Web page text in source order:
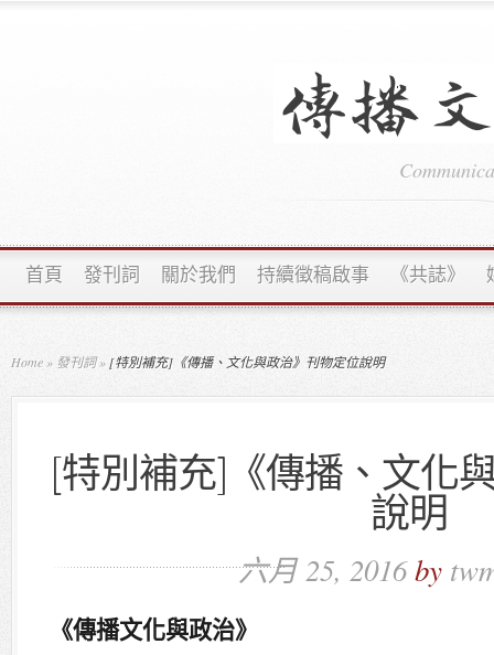
首頁 發刊詞 關於我們 持續徵稿啟事 《共誌》
Home » 發刊詞 » [特別補充]《傳播、文化與政治》刊物定位說明
[特別補充]《傳播、文化
說明
六月 25, 2016by
《傳播文化與政治》